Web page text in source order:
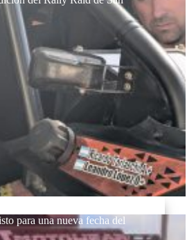
para una nueva fecha del